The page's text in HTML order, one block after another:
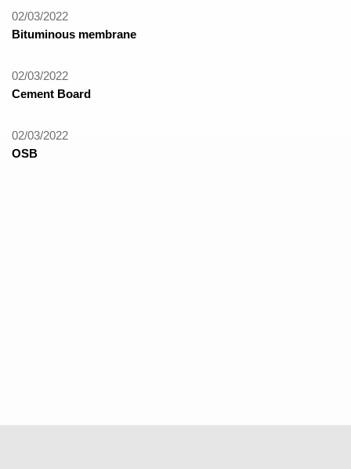
02/03/2022
Bituminous membrane
02/03/2022
Cement Board
02/03/2022
OSB